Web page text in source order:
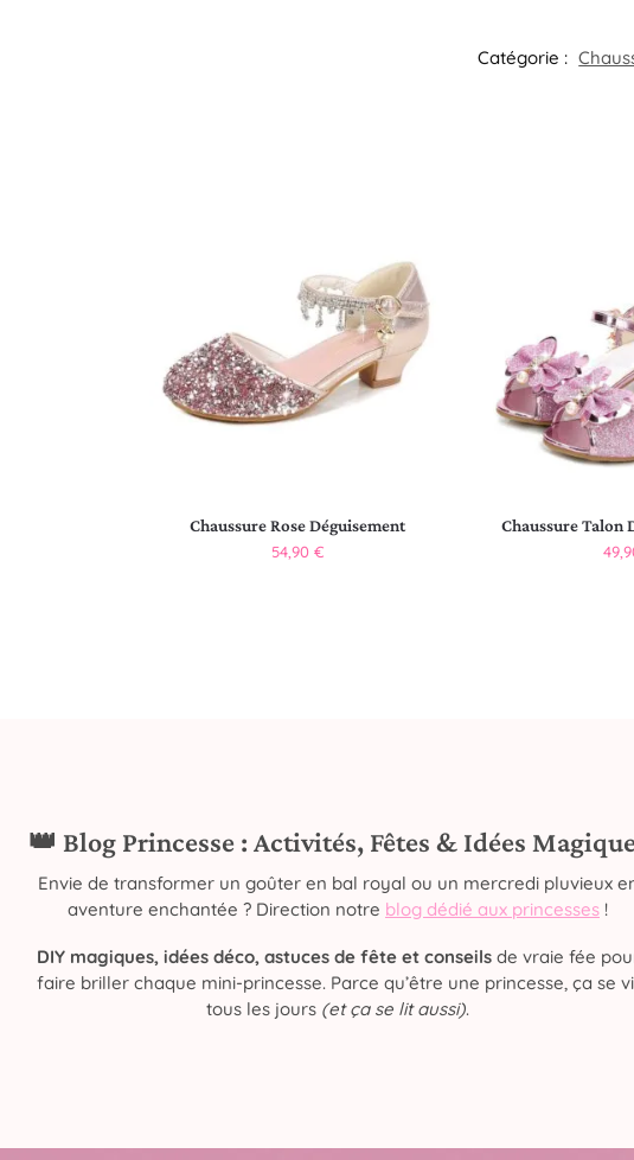
Catégorie :
Chaussure Rose Déguisement
54,90 €
Chaussure Talon
👑 Blog Princesse : Activités, Fêtes & Idées
Envie de transformer un goûter en bal royal ou un mercredi pluvieux
aventure enchantée ? Direction notre blog dédié aux princesses !
DIY magiques, idées déco, astuces de fête et conseilsde vraie fée
faire briller chaque mini-princesse. Parce qu’être une princesse, ça se
tous les jours (et ça se lit aussi).